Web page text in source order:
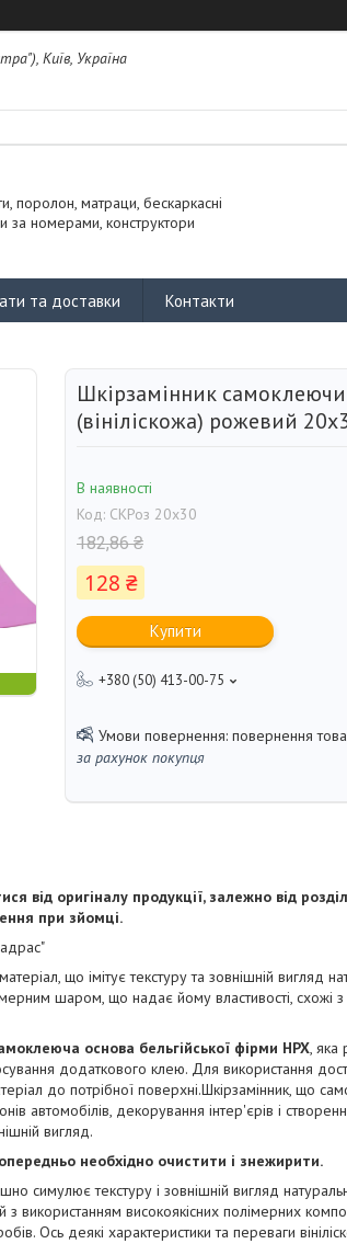
Київ, Україна
поролон, матраци, бескаркасні
за номерами, конструктори
та доставки Контакти
Шкірзамінник
(вініліскожа) рожевий
В наявності
Код: СКРоз 20х30
182,86 ₴
128 ₴
Купити
+380 (50) 413-00-75
повернення
за рахунок покупця
від оригіналу продукції, залежно від
при зйомці.
що імітує текстуру та зовнішній вигляд
шаром, що надає йому властивості, схожі
основа бельгійської фірми HPX, яка
додаткового клею. Для використання
до потрібної поверхні.Шкірзамінник, що
автомобілів, декорування інтер'єрів і
вигляд.
необхідно очистити і знежирити.
симулює текстуру і зовнішній вигляд
високоякісних полімерних
Ось деякі характеристики та переваги